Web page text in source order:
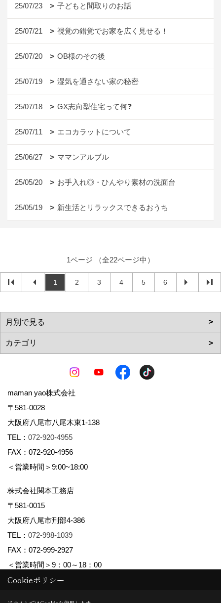
25/07/23 子どもと間取りのお話
25/07/21 視覚の錯覚でお家を広く見せる！
25/07/20 OB様のその後
25/07/19 湿気を通さない家の秘密
25/07/18 GX志向型住宅って何❓
25/07/11 エコカラットについて
25/06/27 ママンアルブル
25/05/20 お手入れ◎・ひんやり素材の洗面台
25/05/19 新生活とリラックスできるおうち
1ページ （全22ページ中）
1 2 3 4 5 6
maman yao株式会社
〒581-0028
大阪府八尾市八尾木東1-138
TEL： 072-920-4955
FAX：072-920-4956
＜営業時間＞9:00~18:00
株式会社関本工務店
〒581-0015
大阪府八尾市刑部4-386
TEL： 072-998-1039
FAX：072-999-2927
＜営業時間＞9：00～18：00
Cookieポリシー